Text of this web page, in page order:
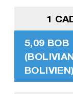
1
5,09 BOB
BOLIVIEN)